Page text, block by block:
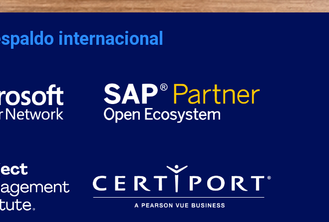
internacional